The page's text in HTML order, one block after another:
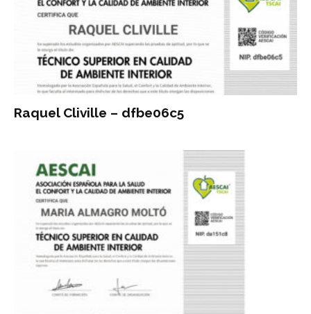
Raquel Cliville – dfbe06c5